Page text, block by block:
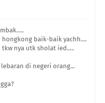
baik-baik yachh....
nya utk sholat ied.....
di negeri orang...